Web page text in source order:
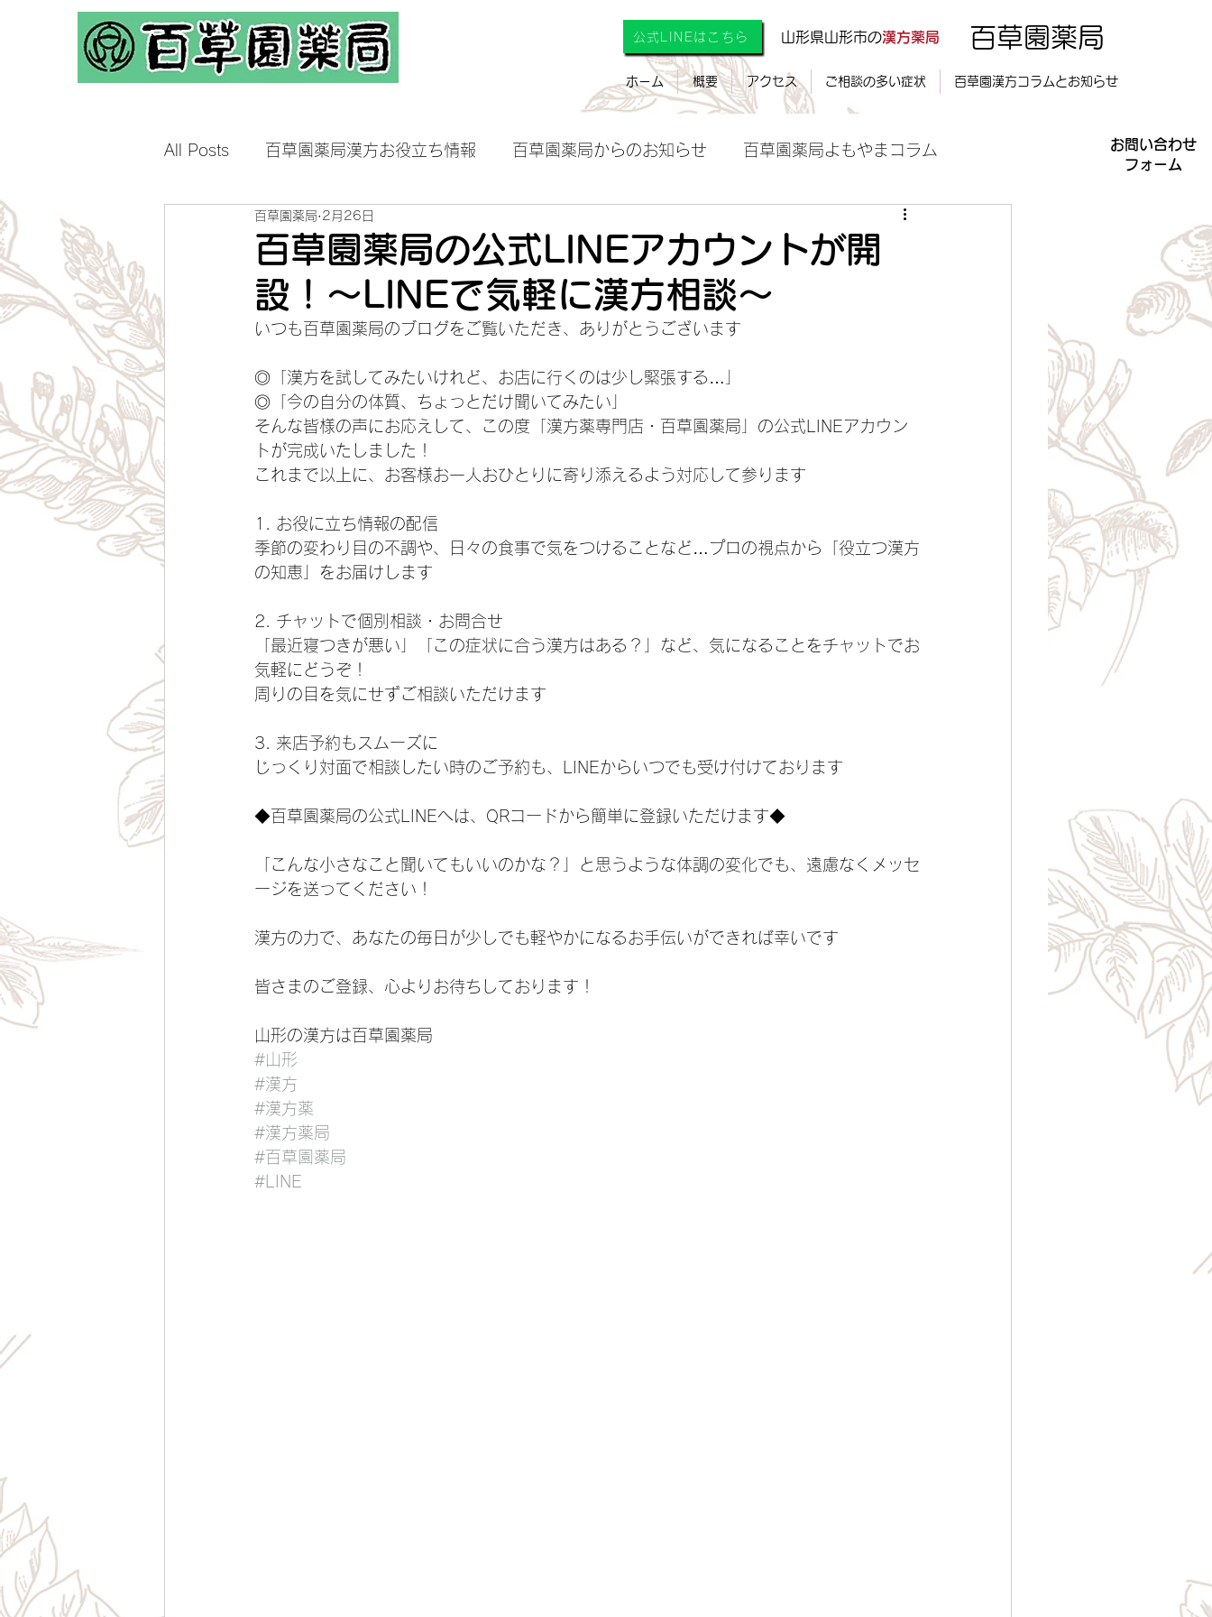
お問い合わせ
​フォーム
公式LINEはこちら 山形県山形市の漢方薬局 百草園薬局
ホーム 概要 アクセス ご相談の多い症状 百草園漢方コラムとお知らせ
All Posts 百草園薬局漢方お役立ち情報 百草園薬局からのお知らせ 百草園薬局よもやまコラム
百草園薬局の公式LINEアカウントが開
設！〜LINEで気軽に漢方相談〜
百草園薬局 2月26日
いつも百草園薬局のブログをご覧いただき、ありがとうございます
◎「漢方を試してみたいけれど、お店に行くのは少し緊張する…」
◎「今の自分の体質、ちょっとだけ聞いてみたい」
​そんな皆様の声にお応えして、この度「漢方薬専門店・百草園薬局」の公式LINEアカウン
トが完成いたしました！
​これまで以上に、お客様お一人おひとりに寄り添えるよう対応して参ります
​1. お役に立ち情報の配信
季節の変わり目の不調や、日々の食事で気をつけることなど…プロの視点から「役立つ漢方
の知恵」をお届けします
​2. チャットで個別相談・お問合せ
「最近寝つきが悪い」「この症状に合う漢方はある？」など、気になることをチャットでお
気軽にどうぞ！
周りの目を気にせずご相談いただけます
​3. 来店予約もスムーズに
じっくり対面で相談したい時のご予約も、LINEからいつでも受け付けております
◆百草園薬局の公式LINEへは、​QRコードから簡単に登録いただけます◆
​「こんな小さなこと聞いてもいいのかな？」と思うような体調の変化でも、遠慮なくメッセ
ージを送ってください！
漢方の力で、あなたの毎日が少しでも軽やかになるお手伝いができれば幸いです
​皆さまのご登録、心よりお待ちしております！
山形の漢方は百草園薬局
#山形
#漢方
#漢方薬
#漢方薬局
#百草園薬局
#LINE